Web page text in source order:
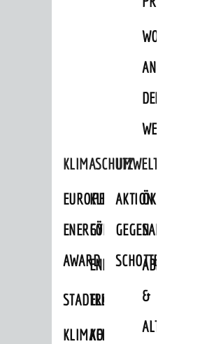
AN
DER
KLIMASCHUTZ
EUROPEAN
ENERGY
AWARD
KLIMASCHUTZ-
FÖRDERPROGRAMME
ENERGIEBERATUNG
STADTRADELN
KLIMAFITKOMMUNALE
UMWELTSCHUTZ
AKTION
GEGEN
SCHOTTERGÄRTEN
ÖKOLOGISCHE
SANIERUNG/
ABFALL
&
ALTLASTEN